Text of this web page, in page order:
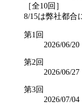
［全10回］
8/15は弊社都合
第1回
2026/06/20
第2回
2026/06/27
第3回
2026/07/04